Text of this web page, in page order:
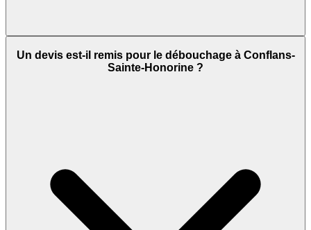
Un devis est-il remis pour le débouchage à Conflans-
Sainte-Honorine ?